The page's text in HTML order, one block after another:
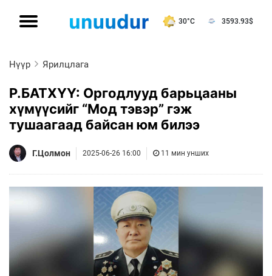
30°C 3593.93$
Нүүр Ярилцлага
Р.БАТХҮҮ: Оргодлууд барьцааны
хүмүүсийг “Мод тэвэр” гэж
тушаагаад байсан юм билээ
Г.Цолмон 2025-06-26 16:00 11 мин унших